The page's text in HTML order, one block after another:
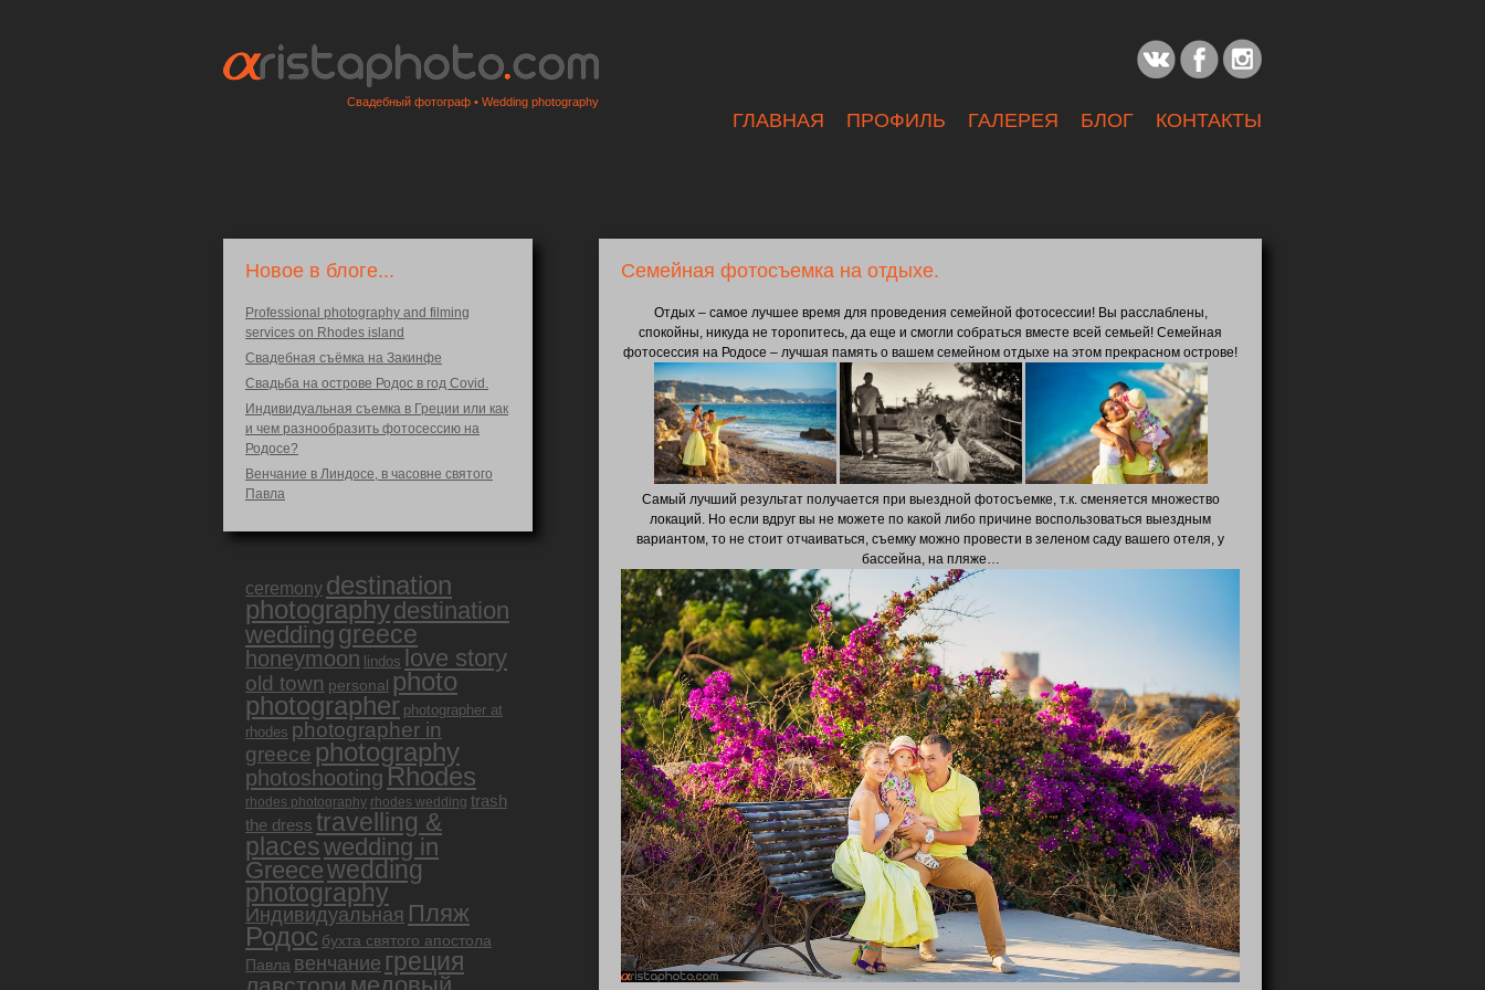
Свадебный фотограф • Wedding photography
ГЛАВНАЯ ПРОФИЛЬ ГАЛЕРЕЯ БЛОГ КОНТАКТЫ
Семейная фотосъемка на отдыхе.
Отдых – самое лучшее время для проведения семейной фотосессии! Вы расслаблены,
спокойны, никуда не торопитесь, да еще и смогли собраться вместе всей семьей! Семейная
фотосессия на Родосе – лучшая память о вашем семейном отдыхе на этом прекрасном острове!
Самый лучший результат получается при выездной фотосъемке, т.к. сменяется множество
локаций. Но если вдруг вы не можете по какой либо причине воспользоваться выездным
вариантом, то не стоит отчаиваться, съемку можно провести в зеленом саду вашего отеля, у
бассейна, на пляже…
Новое в блоге...
Professional photography and filming
services on Rhodes island
Свадебная съёмка на Закинфе
Свадьба на острове Родос в год Covid.
Индивидуальная съемка в Греции или как
и чем разнообразить фотосессию на
Родосе?
Венчание в Линдосе, в часовне святого
Павла
ceremony destination
photographydestination
wedding greece
honeymoon lindos love story
old town personal photo
photographer photographer at
rhodes photographer in
greece photography
photoshootingRhodes
rhodes photography rhodes wedding trash
the dress travelling &
placeswedding in
Greecewedding
photography
Индивидуальная Пляж
Родос бухта святого апостола
Павла венчание греция